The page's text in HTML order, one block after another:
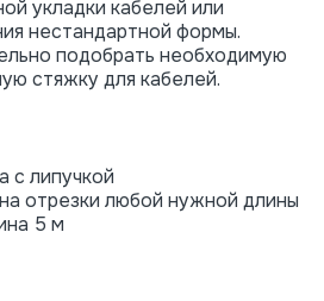
укладки кабелей или
нестандартной формы.
подобрать необходимую
стяжку для кабелей.
с липучкой
отрезки любой нужной длины
5 м